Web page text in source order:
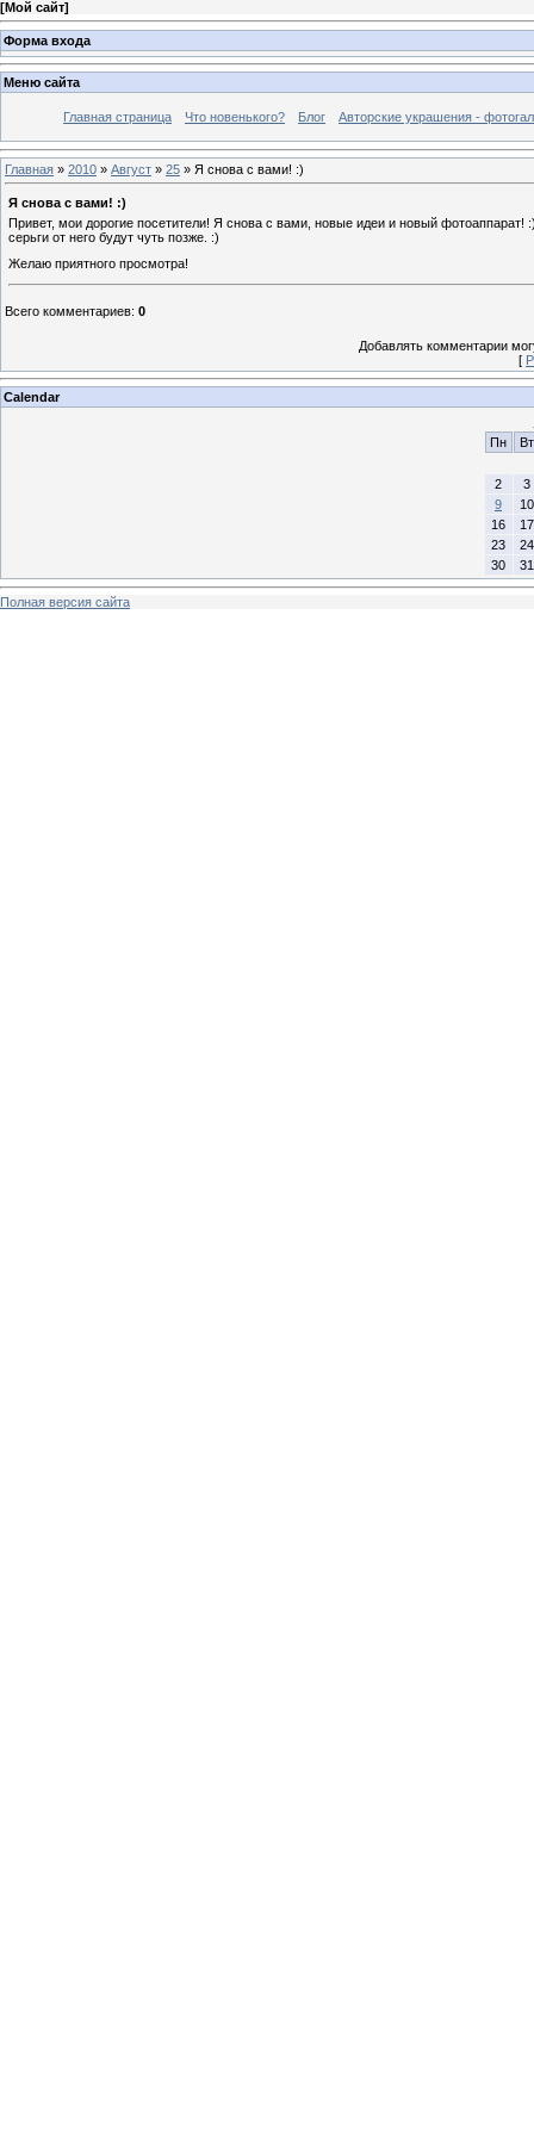
[Мой сайт]
Форма входа
Меню сайта
Главная страница Что новенького? Блог Авторские украшения -
Главная » 2010 » Август » 25 » Я снова с вами! :)
Я снова с вами! :)
Привет, мои дорогие посетители! Я снова с вами, новые идеи и новый
серьги от него будут чуть позже. :)
Желаю приятного просмотра!
Всего комментариев: 0
Добавлять комментарии
[
Calendar
Пн
Вт
2
3
9
10
16
17
23
24
30
31
Полная версия сайта